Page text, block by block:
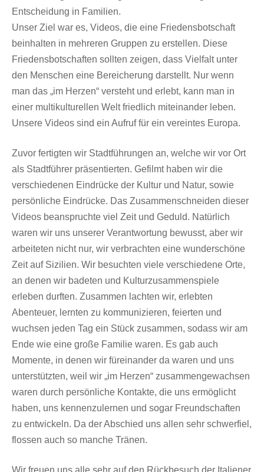
Entscheidung in Familien.
Unser Ziel war es, Videos, die eine Friedensbotschaft
beinhalten in mehreren Gruppen zu erstellen. Diese
Friedensbotschaften sollten zeigen, dass Vielfalt unter
den Menschen eine Bereicherung darstellt. Nur wenn
man das „im Herzen“ versteht und erlebt, kann man in
einer multikulturellen Welt friedlich miteinander leben.
Unsere Videos sind ein Aufruf für ein vereintes Europa.
Zuvor fertigten wir Stadtführungen an, welche wir vor Ort
als Stadtführer präsentierten. Gefilmt haben wir die
verschiedenen Eindrücke der Kultur und Natur, sowie
persönliche Eindrücke. Das Zusammenschneiden dieser
Videos beanspruchte viel Zeit und Geduld. Natürlich
waren wir uns unserer Verantwortung bewusst, aber wir
arbeiteten nicht nur, wir verbrachten eine wunderschöne
Zeit auf Sizilien. Wir besuchten viele verschiedene Orte,
an denen wir badeten und Kulturzusammenspiele
erleben durften. Zusammen lachten wir, erlebten
Abenteuer, lernten zu kommunizieren, feierten und
wuchsen jeden Tag ein Stück zusammen, sodass wir am
Ende wie eine große Familie waren. Es gab auch
Momente, in denen wir füreinander da waren und uns
unterstützten, weil wir „im Herzen“ zusammengewachsen
waren durch persönliche Kontakte, die uns ermöglicht
haben, uns kennenzulernen und sogar Freundschaften
zu entwickeln. Da der Abschied uns allen sehr schwerfiel,
flossen auch so manche Tränen.
Wir freuen uns alle sehr auf den Rückbesuch der Italiener